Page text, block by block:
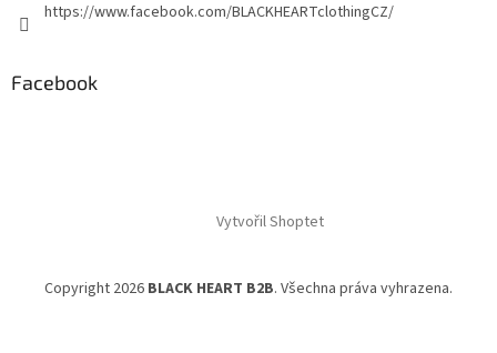
https://www.facebook.com/BLACKHEARTclothingCZ/
Facebook
Vytvořil Shoptet
Copyright 2026 BLACK HEART B2B. Všechna práva vyhrazena.